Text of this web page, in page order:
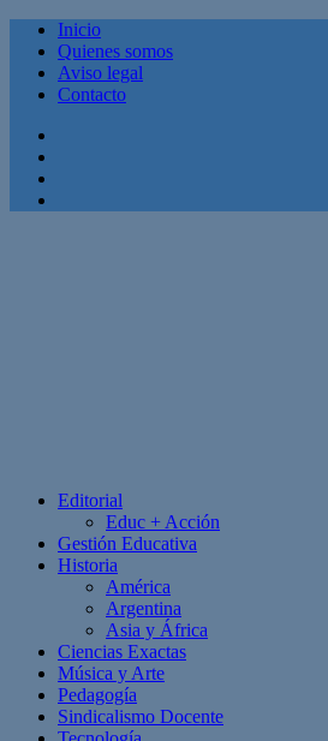
Inicio
Quienes somos
Aviso legal
Contacto
Editorial
Educ + Acción
Gestión Educativa
Historia
América
Argentina
Asia y África
Ciencias Exactas
Música y Arte
Pedagogía
Sindicalismo Docente